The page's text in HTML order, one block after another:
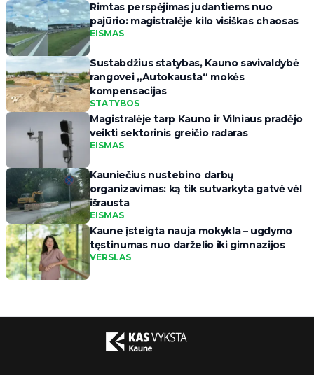
Rimtas perspėjimas judantiems nuo
pajūrio: magistralėje kilo visiškas chaosas
EISMAS
Sustabdžius statybas, Kauno savivaldybė
rangovei „Autokausta“ mokės
kompensacijas
STATYBOS
Magistralėje tarp Kauno ir Vilniaus pradėjo
veikti sektorinis greičio radaras
EISMAS
Kauniečius nustebino darbų
organizavimas: ką tik sutvarkyta gatvė vėl
išrausta
EISMAS
Kaune įsteigta nauja mokykla – ugdymo
tęstinumas nuo darželio iki gimnazijos
VERSLAS